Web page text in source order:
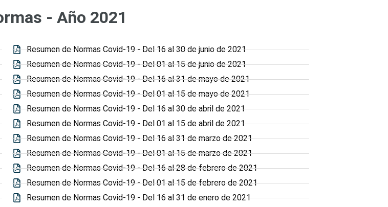
- Año 2021
Resumen de Normas Covid-19 - Del 16 al 30 de junio de 2021
Resumen de Normas Covid-19 - Del 01 al 15 de junio de 2021
Resumen de Normas Covid-19 - Del 16 al 31 de mayo de 2021
Resumen de Normas Covid-19 - Del 01 al 15 de mayo de 2021
Resumen de Normas Covid-19 - Del 16 al 30 de abril de 2021
Resumen de Normas Covid-19 - Del 01 al 15 de abril de 2021
Resumen de Normas Covid-19 - Del 16 al 31 de marzo de 2021
Resumen de Normas Covid-19 - Del 01 al 15 de marzo de 2021
Resumen de Normas Covid-19 - Del 16 al 28 de febrero de 2021
Resumen de Normas Covid-19 - Del 01 al 15 de febrero de 2021
Resumen de Normas Covid-19 - Del 16 al 31 de enero de 2021